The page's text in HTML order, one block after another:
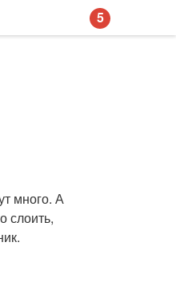
много. А
слоить,
5